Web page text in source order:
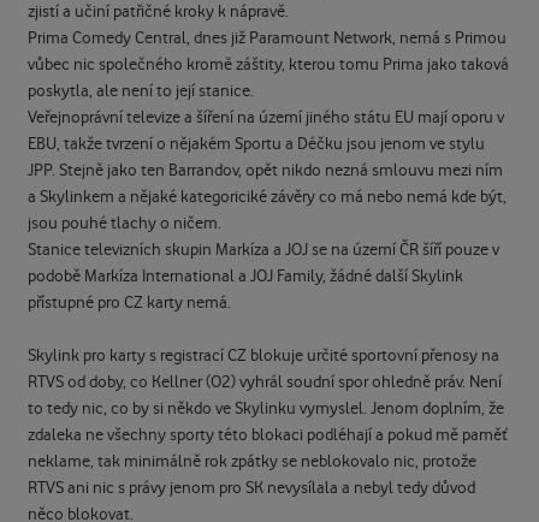
zjistí a učiní patřičné kroky k nápravě.
Prima Comedy Central, dnes již Paramount Network, nemá s Primou
vůbec nic společného kromě záštity, kterou tomu Prima jako taková
poskytla, ale není to její stanice.
Veřejnoprávní televize a šíření na území jiného státu EU mají oporu v
EBU, takže tvrzení o nějakém Sportu a Déčku jsou jenom ve stylu
JPP. Stejně jako ten Barrandov, opět nikdo nezná smlouvu mezi ním
a Skylinkem a nějaké kategoriciké závěry co má nebo nemá kde být,
jsou pouhé tlachy o ničem.
Stanice televizních skupin Markíza a JOJ se na území ČR šíří pouze v
podobě Markíza International a JOJ Family, žádné další Skylink
přístupné pro CZ karty nemá.
Skylink pro karty s registrací CZ blokuje určité sportovní přenosy na
RTVS od doby, co Kellner (O2) vyhrál soudní spor ohledně práv. Není
to tedy nic, co by si někdo ve Skylinku vymyslel. Jenom doplním, že
zdaleka ne všechny sporty této blokaci podléhají a pokud mě paměť
neklame, tak minimálně rok zpátky se neblokovalo nic, protože
RTVS ani nic s právy jenom pro SK nevysílala a nebyl tedy důvod
něco blokovat.